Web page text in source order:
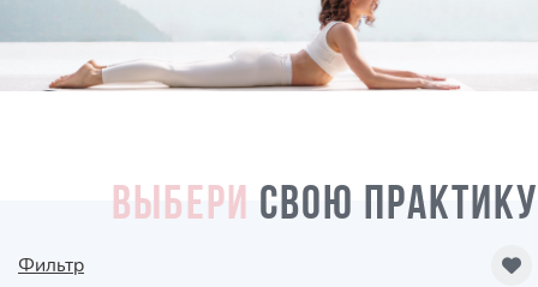
ВЫБЕРИ СВОЮ ПРАКТИКУ
Фильтр